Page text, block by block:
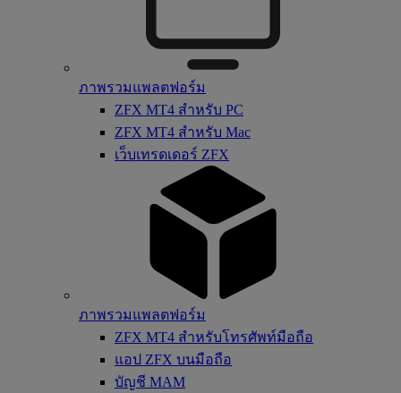
ภาพรวมแพลตฟอร์ม
ZFX MT4 สำหรับ PC
ZFX MT4 สำหรับ Mac
เว็บเทรดเดอร์ ZFX
ภาพรวมแพลตฟอร์ม
ZFX MT4 สำหรับโทรศัพท์มือถือ
แอป ZFX บนมือถือ
บัญชี MAM